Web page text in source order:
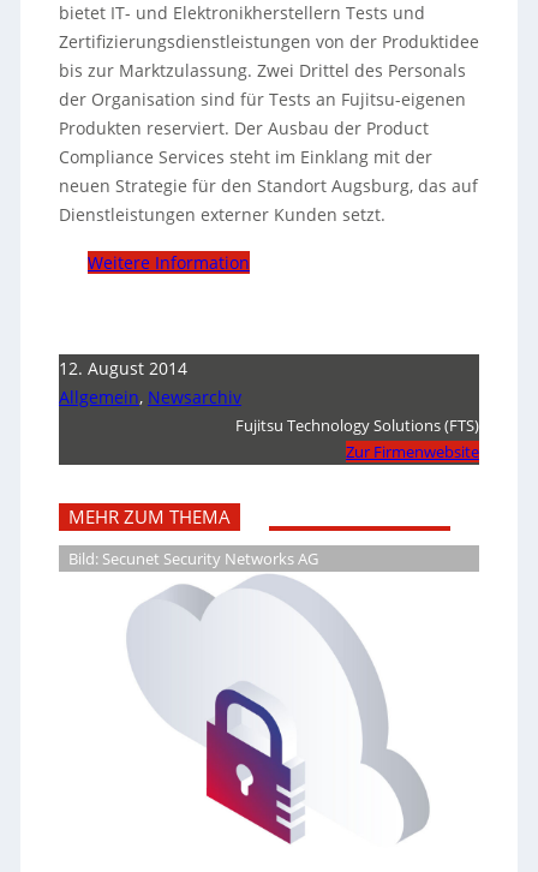
bietet IT- und Elektronikherstellern Tests und
Zertifizierungsdienstleistungen von der Produktidee
bis zur Marktzulassung. Zwei Drittel des Personals
der Organisation sind für Tests an Fujitsu-eigenen
Produkten reserviert. Der Ausbau der Product
Compliance Services steht im Einklang mit der
neuen Strategie für den Standort Augsburg, das auf
Dienstleistungen externer Kunden setzt.
Weitere Information
12. August 2014
Allgemein, Newsarchiv
Fujitsu Technology Solutions (FTS)
Zur Firmenwebsite
MEHR ZUM THEMA
Bild: Secunet Security Networks AG